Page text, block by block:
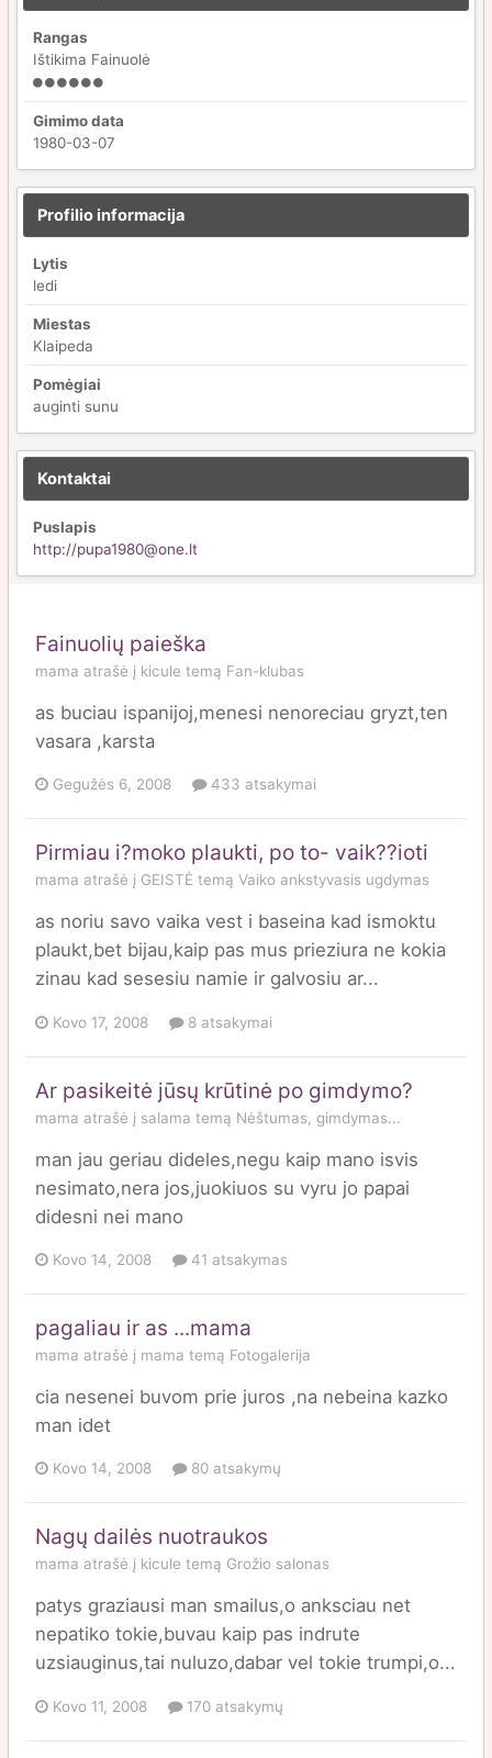
Rangas
Ištikima Fainuolė
Gimimo data
1980-03-07
Profilio informacija
Lytis
ledi
Miestas
Klaipeda
Pomėgiai
auginti sunu
Kontaktai
Puslapis
http://pupa1980@one.lt
Fainuolių paieška
mama atrašė į kicule temą Fan-klubas
as buciau ispanijoj,menesi nenoreciau gryzt,ten
vasara ,karsta
Gegužės 6, 2008 433 atsakymai
Pirmiau i?moko plaukti, po to- vaik??ioti
mama atrašė į GEISTĖ temą Vaiko ankstyvasis ugdymas
as noriu savo vaika vest i baseina kad ismoktu
plaukt,bet bijau,kaip pas mus prieziura ne kokia
zinau kad sesesiu namie ir galvosiu ar...
Kovo 17, 2008 8 atsakymai
Ar pasikeitė jūsų krūtinė po gimdymo?
mama atrašė į salama temą Nėštumas, gimdymas...
man jau geriau dideles,negu kaip mano isvis
nesimato,nera jos,juokiuos su vyru jo papai
didesni nei mano
Kovo 14, 2008 41 atsakymas
pagaliau ir as ...mama
mama atrašė į mama temą Fotogalerija
cia nesenei buvom prie juros ,na nebeina kazko
man idet
Kovo 14, 2008 80 atsakymų
Nagų dailės nuotraukos
mama atrašė į kicule temą Grožio salonas
patys graziausi man smailus,o anksciau net
nepatiko tokie,buvau kaip pas indrute
uzsiauginus,tai nuluzo,dabar vel tokie trumpi,o...
Kovo 11, 2008 170 atsakymų